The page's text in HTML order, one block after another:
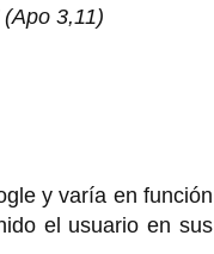
3,11)
y varía en función
el usuario en sus